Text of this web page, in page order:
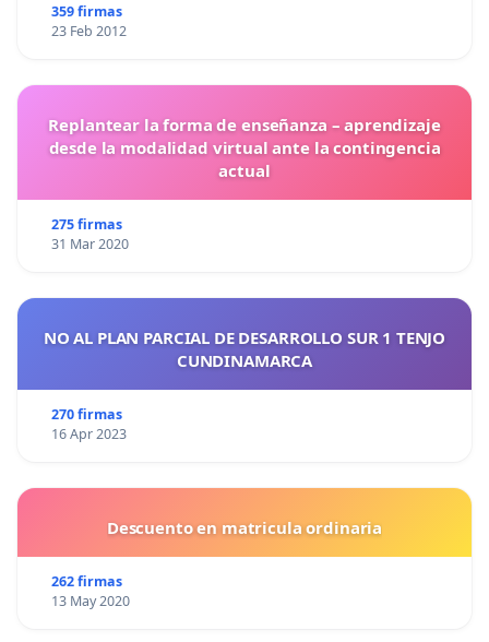
359 firmas
23 Feb 2012
Replantear la forma de enseñanza – aprendizaje
desde la modalidad virtual ante la contingencia
actual
275 firmas
31 Mar 2020
NO AL PLAN PARCIAL DE DESARROLLO SUR 1 TENJO
CUNDINAMARCA
270 firmas
16 Apr 2023
Descuento en matricula ordinaria
262 firmas
13 May 2020